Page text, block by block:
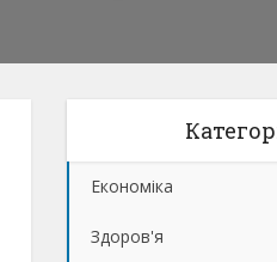
Економіка
Здоров'я